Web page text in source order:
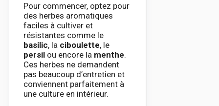
Pour commencer, optez pour
des herbes aromatiques
faciles à cultiver et
résistantes comme le
basilic, la ciboulette, le
persil ou encore la menthe.
Ces herbes ne demandent
pas beaucoup d’entretien et
conviennent parfaitement à
une culture en intérieur.